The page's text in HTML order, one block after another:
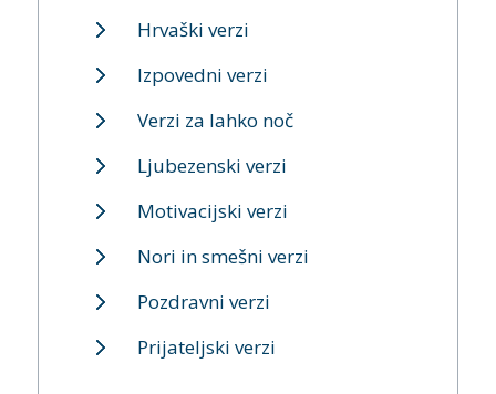
Hrvaški verzi
Izpovedni verzi
Verzi za lahko noč
Ljubezenski verzi
Motivacijski verzi
Nori in smešni verzi
Pozdravni verzi
Prijateljski verzi